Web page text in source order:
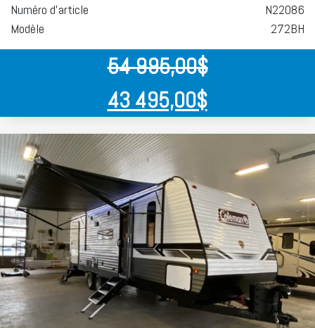
Numéro d'article
N22086
Modèle
272BH
54 995,00$
43 495,00$